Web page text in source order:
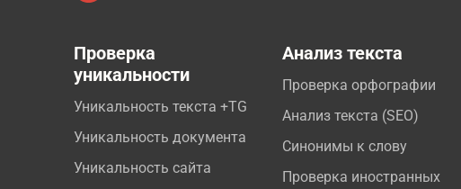
Проверка
уникальности
Уникальность текста +TG
Уникальность документа
Уникальность сайта
Анализ текста
Проверка орфографии
Анализ текста (SEO)
Синонимы к слову
Проверка иностранных